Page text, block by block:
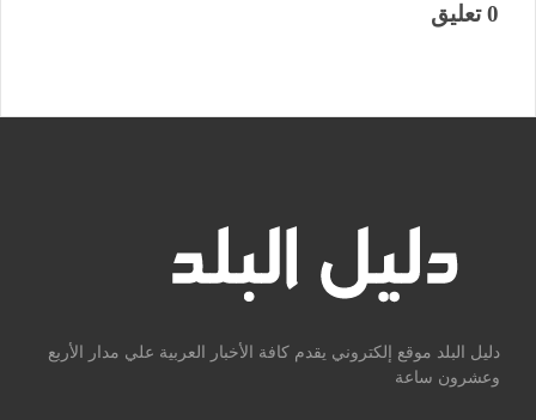
0 تعليق
دليل البلد موقع إلكتروني يقدم كافة الأخبار العربية علي مدار الأربع
وعشرون ساعة